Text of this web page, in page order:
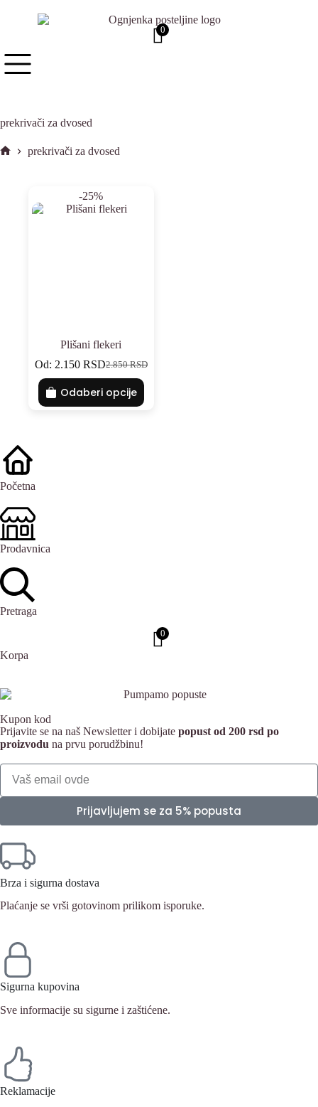
0
prekrivači za dvosed
prekrivači za dvosed
-25%
Plišani flekeri
Od:
2.850RSD
2.150 RSD
Odaberi opcije
Početna
Prodavnica
Pretraga
0
Korpa
Kupon kod
Prijavite se na naš Newsletter i dobijate popust od 200 rsd po
proizvodu na prvu porudžbinu!
Prijavljujem se za 5% popusta
Brza i sigurna dostava
Plaćanje se vrši gotovinom prilikom isporuke.
Sigurna kupovina
Sve informacije su sigurne i zaštićene.
Reklamacije